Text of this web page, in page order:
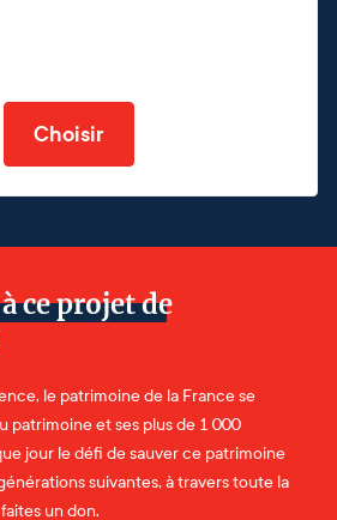
Choisir
ce projet de
le patrimoine de la France se
patrimoine et ses plus de 1 000
jour le défi de sauver ce patrimoine
suivantes, à travers toute la
un don.